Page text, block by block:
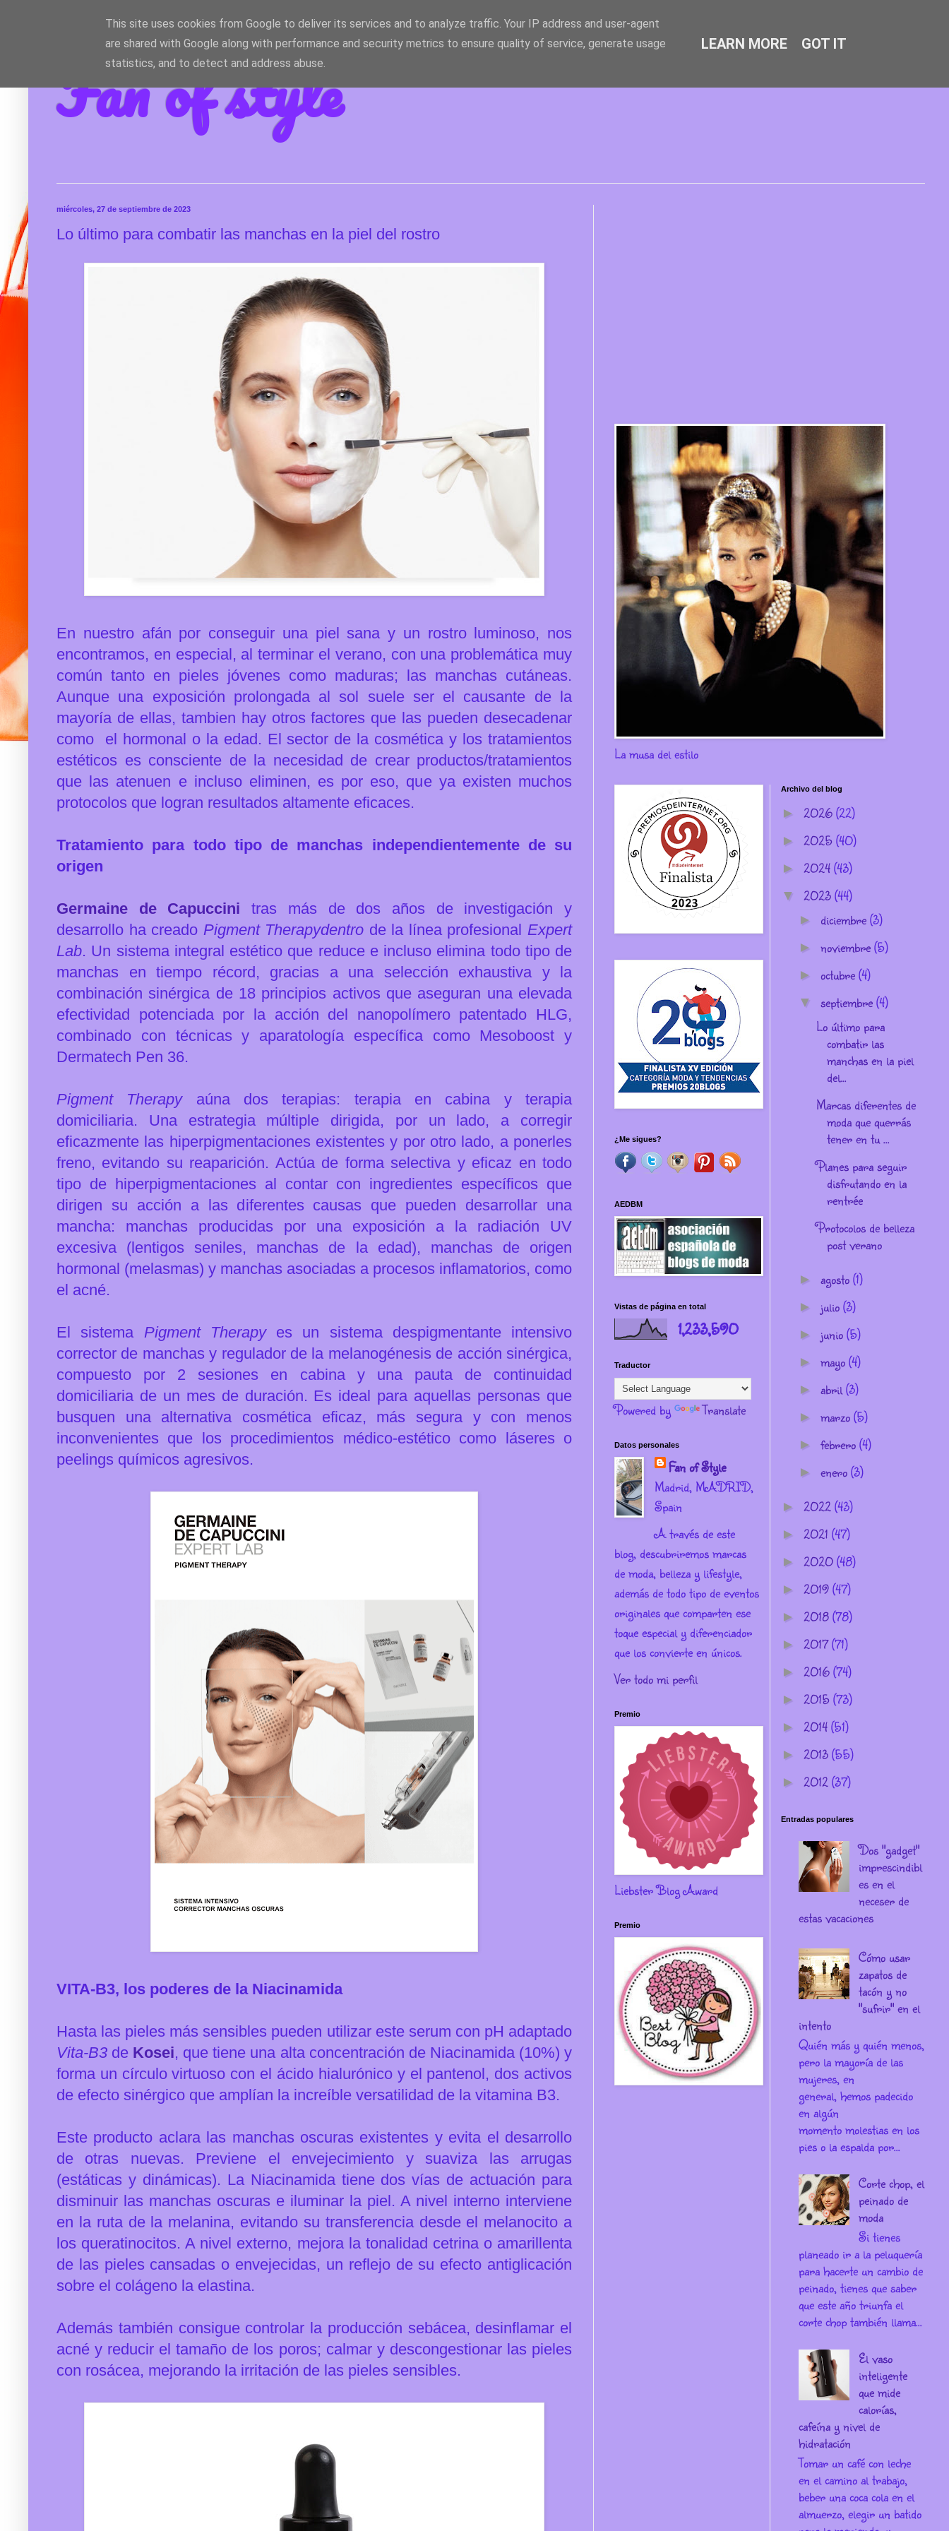
Fan of style
miércoles, 27 de septiembre de 2023
Lo último para combatir las manchas en la piel del rostro
En nuestro afán por conseguir una piel sana y un rostro luminoso, nos
encontramos, en especial, al terminar el verano, con una problemática muy
común tanto en pieles jóvenes como maduras; las manchas cutáneas.
Aunque una exposición prolongada al sol suele ser el causante de la
mayoría de ellas, tambien hay otros factores que las pueden desecadenar
como el hormonal o la edad. El sector de la cosmética y los tratamientos
estéticos es consciente de la necesidad de crear productos/tratamientos
que las atenuen e incluso eliminen, es por eso, que ya existen muchos
protocolos que logran resultados altamente eficaces.
Tratamiento para todo tipo de manchas independientemente de su
origen
Germaine de Capuccini tras más de dos años de investigación y
desarrollo ha creado Pigment Therapydentro de la línea profesional Expert
Lab. Un sistema integral estético que reduce e incluso elimina todo tipo de
manchas en tiempo récord, gracias a una selección exhaustiva y la
combinación sinérgica de 18 principios activos que aseguran una elevada
efectividad potenciada por la acción del nanopolímero patentado HLG,
combinado con técnicas y aparatología específica como Mesoboost y
Dermatech Pen 36.
Pigment Therapyaúna dos terapias: terapia en cabina y terapia
domiciliaria. Una estrategia múltiple dirigida, por un lado, a corregir
eficazmente las hiperpigmentaciones existentes y por otro lado, a ponerles
freno, evitando su reaparición. Actúa de forma selectiva y eficaz en todo
tipo de hiperpigmentaciones al contar con ingredientes específicos que
dirigen su acción a las diferentes causas que pueden desarrollar una
mancha: manchas producidas por una exposición a la radiación UV
excesiva (lentigos seniles, manchas de la edad), manchas de origen
hormonal (melasmas) y manchas asociadas a procesos inflamatorios, como
el acné.
El sistema Pigment Therapyes un sistema despigmentante intensivo
corrector de manchas y regulador de la melanogénesis de acción sinérgica,
compuesto por 2 sesiones en cabina y una pauta de continuidad
domiciliaria de un mes de duración. Es ideal para aquellas personas que
busquen una alternativa cosmética eficaz, más segura y con menos
inconvenientes que los procedimientos médico-estético como láseres o
peelings químicos agresivos.
VITA-B3, los poderes de la Niacinamida
Hasta las pieles más sensibles pueden utilizar este serum con pH adaptado
Vita-B3 de Kosei, que tiene una alta concentración de Niacinamida (10%) y
forma un círculo virtuoso con el ácido hialurónico y el pantenol, dos activos
de efecto sinérgico que amplían la increíble versatilidad de la vitamina B3.
Este producto aclara las manchas oscuras existentes y evita el desarrollo
de otras nuevas. Previene el envejecimiento y suaviza las arrugas
(estáticas y dinámicas). La Niacinamida tiene dos vías de actuación para
disminuir las manchas oscuras e iluminar la piel. A nivel interno interviene
en la ruta de la melanina, evitando su transferencia desde el melanocito a
los queratinocitos. A nivel externo, mejora la tonalidad cetrina o amarillenta
de las pieles cansadas o envejecidas, un reflejo de su efecto antiglicación
sobre el colágeno la elastina.
Además también consigue controlar la producción sebácea, desinflamar el
acné y reducir el tamaño de los poros; calmar y descongestionar las pieles
con rosácea, mejorando la irritación de las pieles sensibles.
La musa del estilo
¿Me sigues?
AEDBM
Vistas de página en total
1,233,590
Traductor
Powered by Translate
Datos personales
Fan of Style
Madrid, MADRID,
Spain
A través de este
blog, descubriremos marcas
de moda, belleza y lifestyle,
además de todo tipo de eventos
originales que comparten ese
toque especial y diferenciador
que los convierte en únicos.
Ver todo mi perfil
Premio
Liebster Blog Award
Premio
Archivo del blog
► 2026(22)
► 2025(40)
► 2024(43)
▼ 2023(44)
► diciembre(3)
► noviembre(5)
► octubre(4)
▼ septiembre(4)
Lo último para
combatir las
manchas en la piel
del...
Marcas diferentes de
moda que querrás
tener en tu ...
Planes para seguir
disfrutando en la
rentrée
Protocolos de belleza
post verano
► agosto(1)
► julio(3)
► junio(5)
► mayo(4)
► abril(3)
► marzo(5)
► febrero(4)
► enero(3)
► 2022(43)
► 2021 (47)
► 2020(48)
► 2019(47)
► 2018(78)
► 2017(71)
► 2016(74)
► 2015(73)
► 2014(51)
► 2013(55)
► 2012(37)
Entradas populares
Dos "gadget"
imprescindibl
es en el
neceser de
estas vacaciones
Cómo usar
zapatos de
tacón y no
"sufrir" en el
intento
Quién más y quién menos,
pero la mayoría de las
mujeres, en
general, hemos padecido
en algún
momento molestias en los
pies o la espalda por...
Corte chop, el
peinado de
moda
Si tienes
planeado ir a la peluquería
para hacerte un cambio de
peinado, tienes que saber
que este año triunfa el
corte chop también llama...
El vaso
inteligente
que mide
calorías,
cafeína y nivel de
hidratación
Tomar un café con leche
en el camino al trabajo,
beber una coca cola en el
almuerzo, elegir un batido
This site uses cookies from Google to deliver its services and to analyze traffic. Your IP address and user-agent
are shared with Google along with performance and security metrics to ensure quality of service, generate usage
statistics, and to detect and address abuse.
LEARN MORE GOT IT